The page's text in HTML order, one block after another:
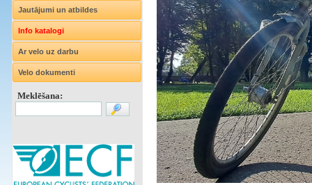
Jautājumi un atbildes
Info katalogi
Ar velo uz darbu
Velo dokumenti
Meklēšana: